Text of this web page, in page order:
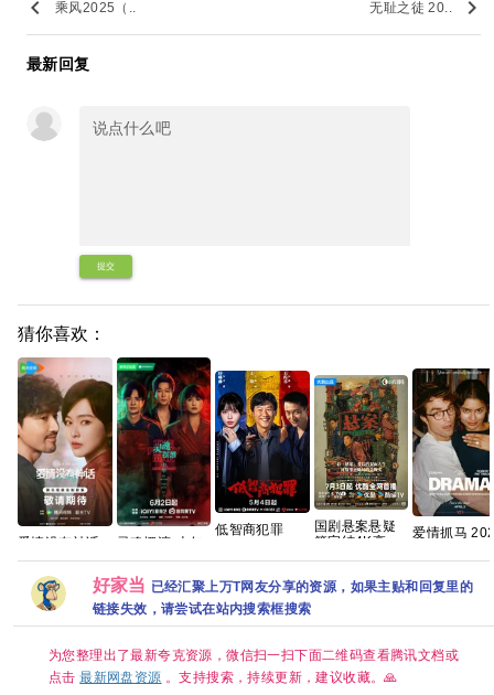
keyboard_arrow_left 乘风2025（.. 无耻之徒 20.. keyboard_arrow_right
最新回复
提交
猜你喜欢：
爱情没有神话
(2026)更新中
4k+1080P国语
中字网盘资源
[0.9GB集]
灵魂摆渡·十年
2026 灵魂摆渡
5 悬疑惊悚奇幻
冒险 于毅 刘智
扬 肖茵 已更最
新 夸克
低智商犯罪
记/4K 60
50FPS S01杜
比音效 HDR
HiveWeb/内嵌
简中字幕/【单
国剧悬案悬疑
篇完结4K高清
君江奇霖杨烁
爱情抓马
式版】 内嵌
中
好家当 已经汇聚上万T网友分享的资源，如果主贴和回复里的
链接失效，请尝试在站内搜索框搜索
为您整理出了最新夸克资源，微信扫一扫下面二维码查看腾讯文档或
点击最新网盘资源 。支持搜索，持续更新，建议收藏。🙏